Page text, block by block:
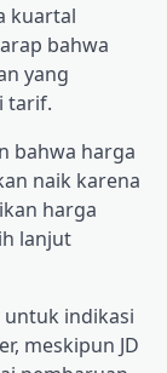
kuartal
bahwa
yang
tarif.
bahwa harga
naik karena
harga
lanjut
untuk indikasi
meskipun JD